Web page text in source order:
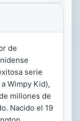
de
serie
Wimpy Kid),
millones de
Nacido el 19